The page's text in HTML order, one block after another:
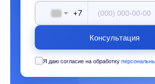
+7
Консультация
Я даю согласие на обработку